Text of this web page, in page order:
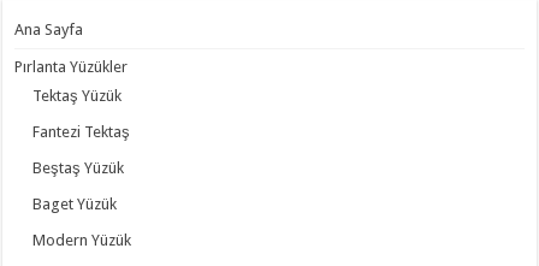
Ana Sayfa
Pırlanta Yüzükler
Tektaş Yüzük
Fantezi Tektaş
Beştaş Yüzük
Baget Yüzük
Modern Yüzük